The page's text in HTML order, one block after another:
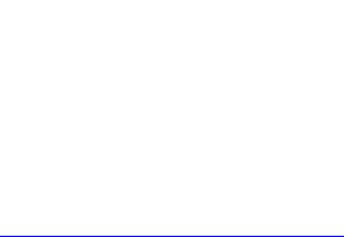
இலவச லேப்டாப், சைக்கிள் &
EMIS தளத்தில் விவரங்களை பதிவிட
ஆம் வகுப்பு துணைத் தேர்வு முடிவுகள்